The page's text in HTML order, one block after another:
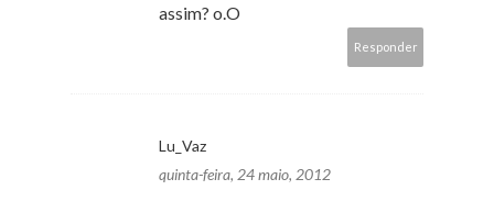
assim? o.O
Responder
Lu_Vaz
quinta-feira, 24 maio, 2012